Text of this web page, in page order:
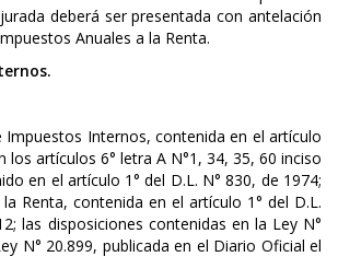
deberá ser presentada con antelación
Anuales a la Renta.
Impuestos Internos, contenida en el artículo
los artículos 6° letra A N°1, 34, 35, 60 inciso
en el artículo 1° del D.L. N° 830, de 1974;
Renta, contenida en el artículo 1° del D.L.
las disposiciones contenidas en la Ley N°
N° 20.899, publicada en el Diario Oficial el